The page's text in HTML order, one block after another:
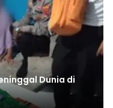
Dunia di